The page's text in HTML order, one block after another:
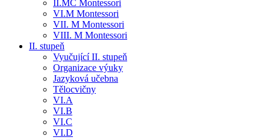
II.MC Montessori
VI.M Montessori
VII. M Montessori
VIII. M Montessori
II. stupeň
Vyučující II. stupeň
Organizace výuky
Jazyková učebna
Tělocvičny
VI.A
VI.B
VI.C
VI.D